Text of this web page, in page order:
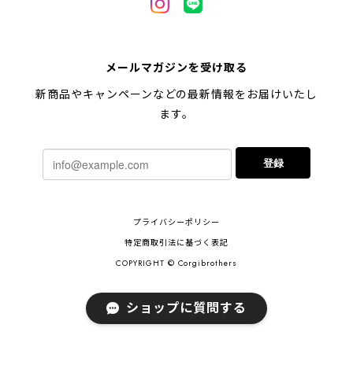
【 柴犬 毛色3色】マグカップ お家用 プレゼント コーギーブラザーズ 犬 うちの子
2024/02/10
した！とても早い対応でありがとうございました。 プ
レゼント用だったけど自分用にも買いたいと思います。
ありがとうございました！！！
メールマガジンを受け取る
新商品やキャンペーンなどの最新情報をお届けいたし
ます。
登録
プライバシーポリシー
特定商取引法に基づく表記
COPYRIGHT © Corgibrothers
ショップに質問する